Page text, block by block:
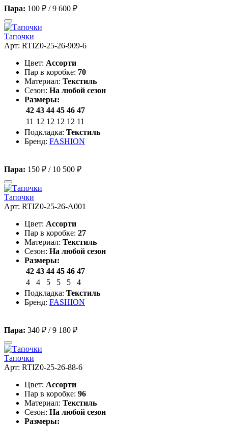
Пара: 100 ₽ /9 600 ₽
Тапочки
Арт: RTIZ0-25-26-909-6
Цвет: Ассорти
Пар в коробке: 70
Материал: Текстиль
Сезон: На любой сезон
Размеры:
42 43 44 45 46 47
11 12 12 12 12 11
Подкладка: Текстиль
Бренд: FASHION
Пара: 150 ₽ / 10 500 ₽
Тапочки
Арт: RTIZ0-25-26-A001
Цвет: Ассорти
Пар в коробке: 27
Материал: Текстиль
Сезон: На любой сезон
Размеры:
42 43 44 45 46 47
4
4 5 5 5
4
Подкладка: Текстиль
Бренд: FASHION
Пара: 340 ₽ /9 180 ₽
Тапочки
Арт: RTIZ0-25-26-88-6
Цвет: Ассорти
Пар в коробке: 96
Материал: Текстиль
Сезон: На любой сезон
Размеры: